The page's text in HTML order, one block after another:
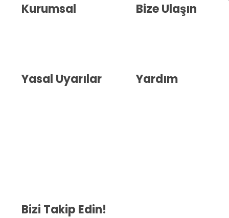
Kurumsal
Yasal Uyarılar
Bize Ulaşın
Yardım
Bizi Takip Edin!